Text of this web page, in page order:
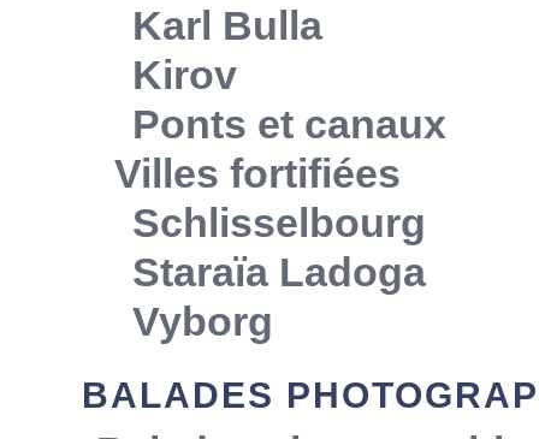
Karl Bulla
Kirov
Ponts et canaux
Villes fortifiées
Schlisselbourg
Staraïa Ladoga
Vyborg
BALADES